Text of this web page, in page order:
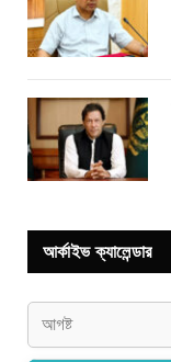
আর্কাইভ ক্যালেন্ডার